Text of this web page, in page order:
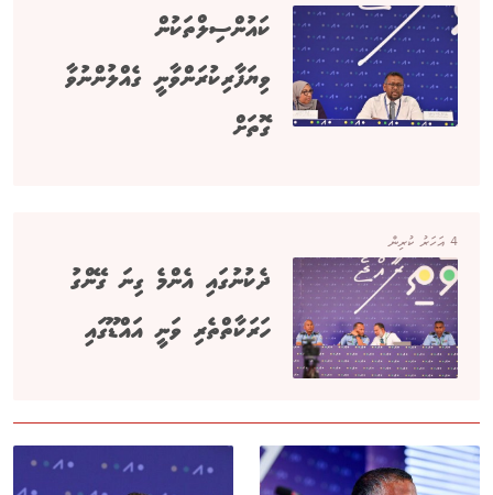
ކައުންސިލްތަކުން
ވިޔަފާރިކުރަންވާނީ ގެއްލުންނުވާ
ގޮތަށް
4 އަހަރު ކުރިން
ދެކުނުގައި އެންމެ ގިނަ ގޭންގު
ހަރަކާތްތެރި ވަނީ އައްޑޫގައި